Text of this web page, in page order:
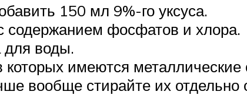
150 мл 9%-го уксуса.
содержанием фосфатов и хлора.
для воды.
имеются
вообще стирайте их отдельно